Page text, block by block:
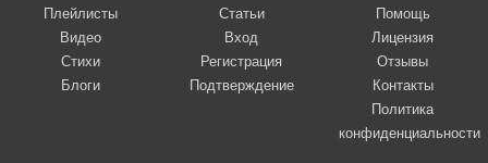
Плейлисты
Видео
Стихи
Блоги
Статьи
Вход
Регистрация
Подтверждение
Помощь
Лицензия
Отзывы
Контакты
Политика
конфиденциальности